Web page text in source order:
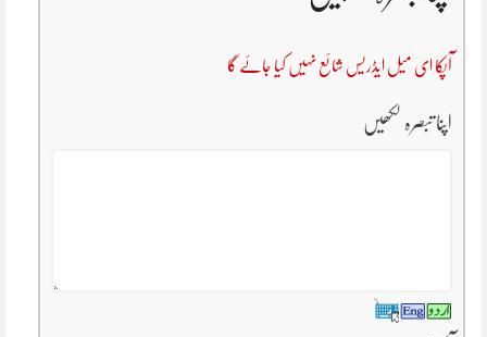
آپکا ای میل ایڈریس شائع نہیں کیا جائے گا
اپنا تبصرہ لکھیں